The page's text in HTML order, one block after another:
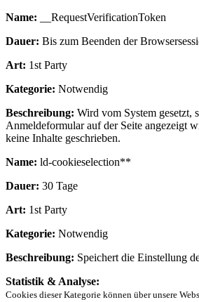
Name: __RequestVerificationToken
Dauer: Bis zum Beenden der
Art: 1st Party
Kategorie: Notwendig
Beschreibung: Wird vom System gesetzt,
Anmeldeformular auf der Seite angezeigt
keine Inhalte geschrieben.
Name: ld-cookieselection**
Dauer: 30 Tage
Art: 1st Party
Kategorie: Notwendig
Beschreibung: Speichert die Einstellung
Statistik & Analyse:
Cookies dieser Kategorie können über unsere